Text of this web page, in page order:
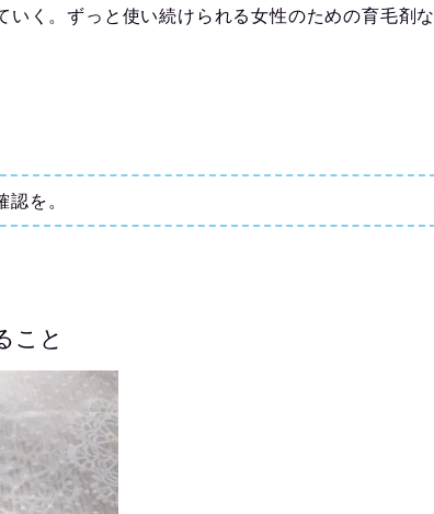
く。ずっと使い続けられる女性のための育毛剤な
認を。
こと